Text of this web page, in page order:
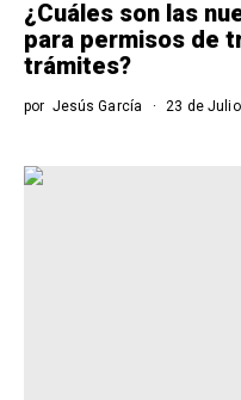
¿Cuáles son las
para permisos de
trámites?
por Jesús García 23 de